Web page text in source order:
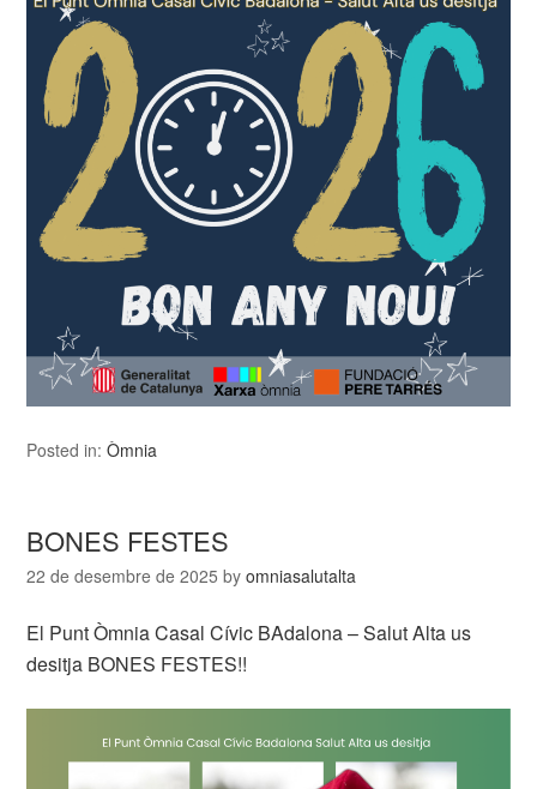
Posted in:Òmnia
BONES FESTES
22 de desembre de 2025 byomniasalutalta
El Punt Òmnia Casal Cívic BAdalona – Salut Alta us
desitja BONES FESTES!!